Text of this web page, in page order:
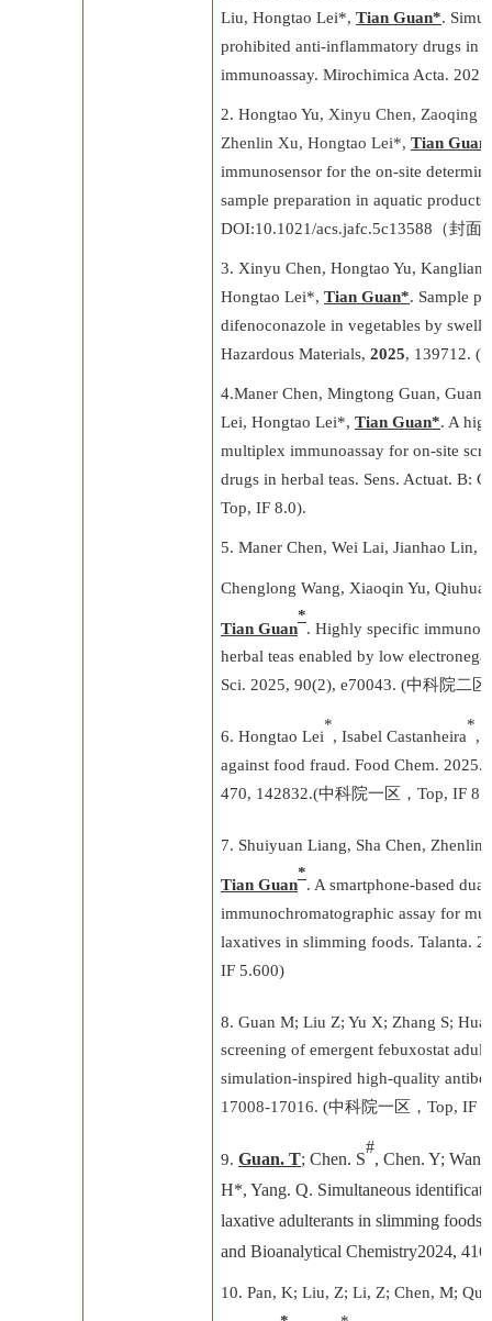
Liu, Hongtao Lei*, Tian Guan*.
prohibited anti-inflammatory drugs in
immunoassay. Mirochimica Acta.
2. Hongtao Yu, Xinyu Chen, Zaoqing
Zhenlin Xu, Hongtao Lei*, Tian
immunosensor for the on-site
sample preparation in aquatic products
DOI:10.1021/acs.jafc.5c13588 （封面
3. Xinyu Chen, Hongtao Yu,
Hongtao Lei*, Tian Guan*. Sample
difenoconazole in vegetables by
Hazardous Materials, 2025, 139712. (
4.Maner Chen, Mingtong Guan,
Lei, Hongtao Lei*, Tian Guan*. A
multiplex immunoassay for on-site
drugs in herbal teas. Sens. Actuat. B:
Top, IF 8.0).
5. Maner Chen, Wei Lai, Jianhao Lin,
Chenglong Wang, Xiaoqin Yu,
Tian Guan
*
. Highly specific
herbal teas enabled by low
Sci. 2025, 90(2), e70043. (中科院二区
6. Hongtao Lei
*
, Isabel Castanheira
*
,
against food fraud. Food Chem. 2025.
470, 142832.(中科院一区， Top, IF
7. Shuiyuan Liang, Sha Chen,
Tian Guan
*
. A smartphone-based
immunochromatographic assay for
laxatives in slimming foods. Talanta.
IF 5.600)
8. Guan M; Liu Z; Yu X; Zhang S;
screening of emergent febuxostat
simulation-inspired high-quality
17008-17016. (中科院一区， Top, IF
9. Guan. T; Chen. S
#
, Chen. Y;
H*, Yang. Q. Simultaneous
laxative adulterants in slimming foods
and Bioanalytical Chemistry2024,
10. Pan, K; Liu, Z; Li, Z; Chen, M;